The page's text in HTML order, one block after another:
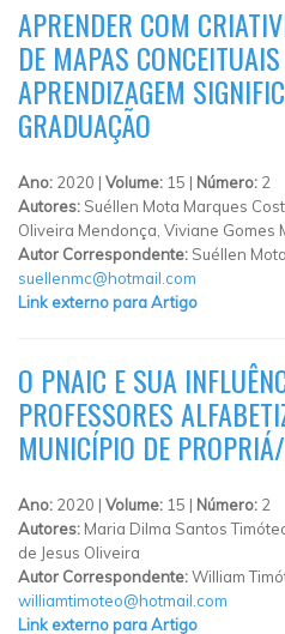
APRENDER COM
DE MAPAS
APRENDIZAGEM
GRADUAÇÃO
Ano: 2020 | Volume: 15 | Número: 2
Autores: Suéllen Mota Marques
Oliveira Mendonça, Viviane Gomes
Autor Correspondente: Suéllen
suellenmc@hotmail.com
Link externo para Artigo
O PNAIC E SUA
PROFESSORES
MUNICÍPIO DE
Ano: 2020 | Volume: 15 | Número: 2
Autores: Maria Dilma Santos
de Jesus Oliveira
Autor Correspondente:William
williamtimoteo@hotmail.com
Link externo para Artigo